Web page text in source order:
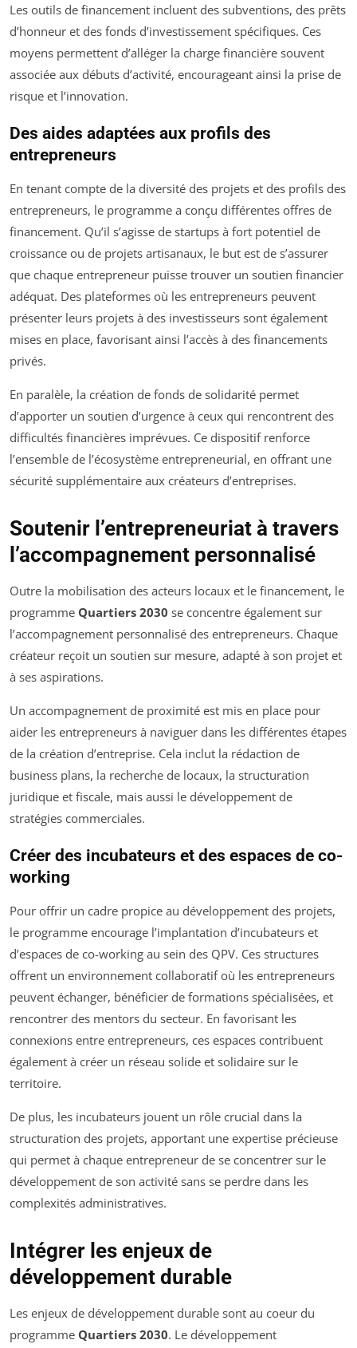
Les outils de financement incluent des subventions, des prêts
d’honneur et des fonds d’investissement spécifiques. Ces
moyens permettent d’alléger la charge financière souvent
associée aux débuts d’activité, encourageant ainsi la prise de
risque et l’innovation.
Des aides adaptées aux profils des
entrepreneurs
En tenant compte de la diversité des projets et des profils des
entrepreneurs, le programme a conçu différentes offres de
financement. Qu’il s’agisse de startups à fort potentiel de
croissance ou de projets artisanaux, le but est de s’assurer
que chaque entrepreneur puisse trouver un soutien financier
adéquat. Des plateformes où les entrepreneurs peuvent
présenter leurs projets à des investisseurs sont également
mises en place, favorisant ainsi l’accès à des financements
privés.
En paralèle, la création de fonds de solidarité permet
d’apporter un soutien d’urgence à ceux qui rencontrent des
difficultés financières imprévues. Ce dispositif renforce
l’ensemble de l’écosystème entrepreneurial, en offrant une
sécurité supplémentaire aux créateurs d’entreprises.
Soutenir l’entrepreneuriat à travers
l’accompagnement personnalisé
Outre la mobilisation des acteurs locaux et le financement, le
programme Quartiers 2030 se concentre également sur
l’accompagnement personnalisé des entrepreneurs. Chaque
créateur reçoit un soutien sur mesure, adapté à son projet et
à ses aspirations.
Un accompagnement de proximité est mis en place pour
aider les entrepreneurs à naviguer dans les différentes étapes
de la création d’entreprise. Cela inclut la rédaction de
business plans, la recherche de locaux, la structuration
juridique et fiscale, mais aussi le développement de
stratégies commerciales.
Créer des incubateurs et des espaces de co-
working
Pour offrir un cadre propice au développement des projets,
le programme encourage l’implantation d’incubateurs et
d’espaces de co-working au sein des QPV. Ces structures
offrent un environnement collaboratif où les entrepreneurs
peuvent échanger, bénéficier de formations spécialisées, et
rencontrer des mentors du secteur. En favorisant les
connexions entre entrepreneurs, ces espaces contribuent
également à créer un réseau solide et solidaire sur le
territoire.
De plus, les incubateurs jouent un rôle crucial dans la
structuration des projets, apportant une expertise précieuse
qui permet à chaque entrepreneur de se concentrer sur le
développement de son activité sans se perdre dans les
complexités administratives.
Intégrer les enjeux de
développement durable
Les enjeux de développement durable sont au coeur du
programme Quartiers 2030. Le développement